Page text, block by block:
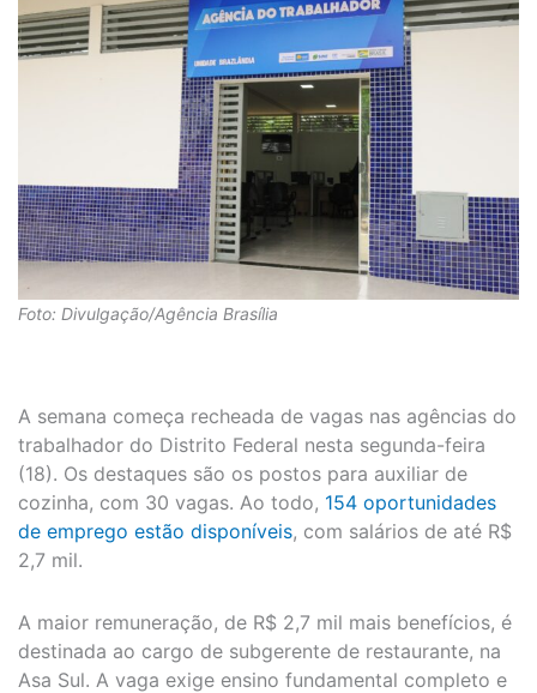
Foto: Divulgação/Agência Brasília
A semana começa recheada de vagas nas agências do
trabalhador do Distrito Federal nesta segunda-feira
(18). Os destaques são os postos para auxiliar de
cozinha, com 30 vagas. Ao todo, 154 oportunidades
de emprego estão disponíveis, com salários de até R$
2,7 mil.
A maior remuneração, de R$ 2,7 mil mais benefícios, é
destinada ao cargo de subgerente de restaurante, na
Asa Sul. A vaga exige ensino fundamental completo e